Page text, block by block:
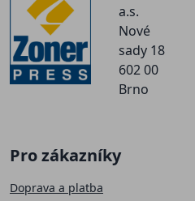
a.s.
Nové
sady 18
602 00
Brno
Pro zákazníky
Doprava a platba